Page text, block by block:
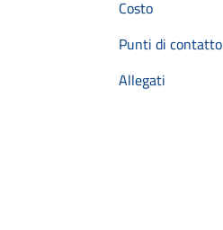
Costo
Punti di contatto
Allegati